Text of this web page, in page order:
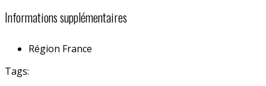
Informations supplémentaires
Région France
Tags: